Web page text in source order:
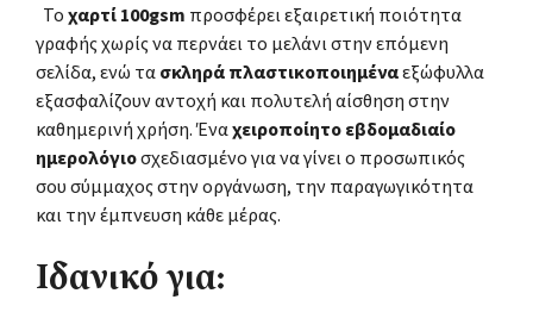
Τοχαρτί 100gsm προσφέρει εξαιρετική ποιότητα
γραφής χωρίς να περνάει το μελάνι στην επόμενη
σελίδα, ενώ τασκληρά πλαστικοποιημέναεξώφυλλα
εξασφαλίζουν αντοχή και πολυτελή αίσθηση στην
καθημερινή χρήση. Έναχειροποίητο εβδομαδιαίο
ημερολόγιοσχεδιασμένο για να γίνει ο προσωπικός
σου σύμμαχος στην οργάνωση, την παραγωγικότητα
και την έμπνευση κάθε μέρας.
Ιδανικό για: